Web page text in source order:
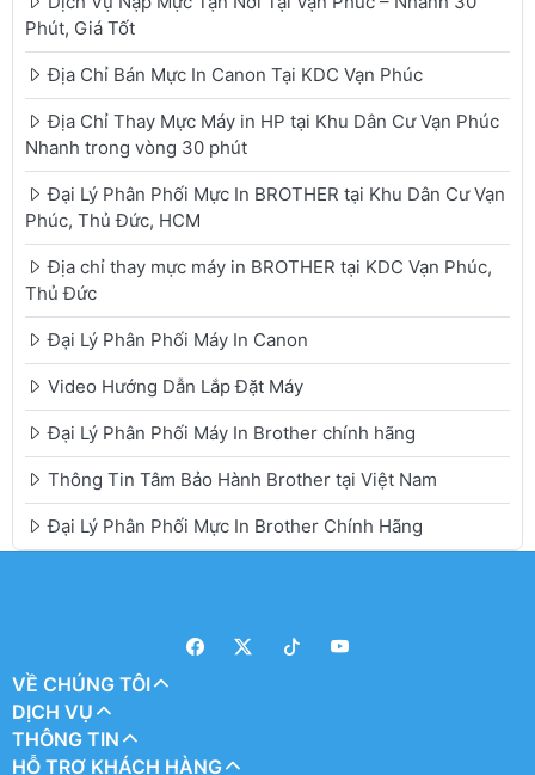
Phút, Giá Tốt
Địa Chỉ Bán Mực In Canon Tại KDC Vạn Phúc
Địa Chỉ Thay Mực Máy in HP tại Khu Dân Cư Vạn Phúc
Nhanh trong vòng 30 phút
Đại Lý Phân Phối Mực In BROTHER tại Khu Dân Cư Vạn
Phúc, Thủ Đức, HCM
Địa chỉ thay mực máy in BROTHER tại KDC Vạn Phúc,
Thủ Đức
Đại Lý Phân Phối Máy In Canon
Video Hướng Dẫn Lắp Đặt Máy
Đại Lý Phân Phối Máy In Brother chính hãng
Thông Tin Tâm Bảo Hành Brother tại Việt Nam
Đại Lý Phân Phối Mực In Brother Chính Hãng
VỀ CHÚNG TÔI
DỊCH VỤ
THÔNG TIN
HỖ TRỢ KHÁCH HÀNG